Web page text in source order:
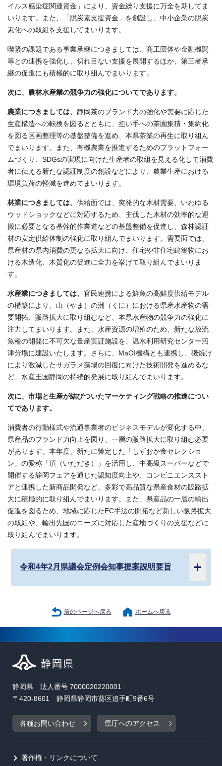
イルス感染症関連資金」により、資金繰り支援に万全を期してま
いります。また、「脱炭素支援資金」を創設し、中小企業の脱炭
素化への取組を支援してまいります。
喫緊の課題である事業承継につきましては、商工団体や金融機関
等との連携を強化し、切れ目ない支援を展開するほか、第三者承
継の促進にも積極的に取り組んでまいります。
次に、農林水産業の競争力の強化についてであります。
農業につきましては、 静岡茶のブランド力の強化や需要に応じた
生産構造への転換を図るとともに、担い手への茶園集積・集約化
を図る区画整理等の基盤整備を進め、本県茶業の再生に取り組ん
でまいります。また、有機農業を推進するためのプラットフォー
ムづくり、SDGsの実現に向けた生産者の取組を見える化して消費
者に伝える新たな認証制度の創設などにより、農業生産における
環境負荷の軽減を進めてまいります。
林業につきましては、 供給面では、突発的な木材需要、いわゆる
ウッドショックなどに対応するため、主伐した木材の効率的な運
搬に必要となる基幹的作業道などの基盤整備を促進し、森林認証
材の安定供給体制の強化に取り組んでまいります。需要面では、
県産材の県内消費の更なる拡大に向け、住宅や非住宅建築物にお
ける木造化、木質化の促進に全力を挙げて取り組んでまいりま
す。
水産業につきましては、 官民連携による鮮魚の高鮮度供給モデル
の構築により、山（やま）の洲（くに）における県産水産物の需
要開拓、販路拡大に取り組むなど、本県水産物の競争力の強化に
注力してまいります。また、水産資源の増殖のため、新たな放流
魚種の開発に不可欠な量産実証施設を、温水利用研究センター沼
津分場に建設いたします。さらに、MaOI機構とも連携し、磯焼け
により激減したサガラメ藻場の回復に向けた技術開発を進めるな
ど、水産王国静岡の持続的発展に取り組んでまいります。
次に、市場と生産が結びついたマーケティング戦略の推進につい
てであります。
消費者の行動様式や流通事業者のビジネスモデルが変化する中、
県産品のブランド力向上を図り、一層の販路拡大に取り組む必要
があります。本年度、新たに策定した「しずおか食セレクショ
ン」の愛称「頂（いただき）」を活用し、中高級スーパーなどで
開催する静岡フェアを通じた認知度向上や、コンビニエンススト
アと連携した新商品開発など、多彩で高品質な県産食材の販路拡
大に積極的に取り組んでまいります。また、県産品の一層の輸出
促進を図るため、地域に応じたEC手法の開拓など新しい販路拡大
の取組や、輸出先国のニーズに対応した産地づくりの支援などに
取り組んでまいります。
令和4年2月県議会定例会知事提案説明要旨
前のページへ戻る ホームへ戻る
静岡県 法人番号 7000020220001
〒420-8601 静岡県静岡市葵区追手町9番6号
各種お問い合わせ 県庁へのアクセス
著作権・リンクについて